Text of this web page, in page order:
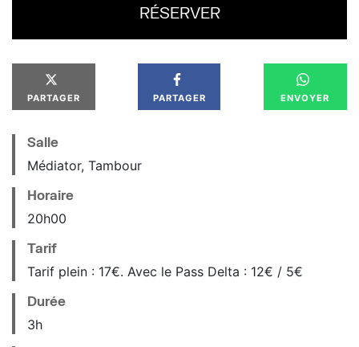
RÉSERVER
PARTAGER PARTAGER ENVOYER
Salle
Médiator, Tambour
Horaire
20h00
Tarif
Tarif plein : 17€. Avec le Pass Delta : 12€ / 5€
Durée
3h